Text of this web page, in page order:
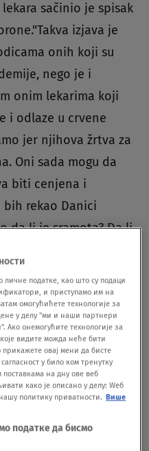
sačinio je spisak
izjava je
onih koji su
nego je i
onim lekarima koji
i odlaze u crvene
jer njihova žrtva za
Oni sada mogu da
biti cenjena i
bih rekao Danici
da li je sramota? Da li
i da li je ona ikada
je suprug preminule
je imao prilike da se
koji su u crvenim
lekare koji su na
naveo da je radni dan
dana počinjao od
trudila da osnuje
opreme nije
личне податке, као што су подаци
и приступамо им на
омогућићете технологије за
у делу "ми и наши партнери
Ако онемогућите технологије за
видите можда неће бити
овај мени да бисте
у било ком тренутку
на дну ове веб
како је описано у делу: Wеб
политику приватности. Више
податке да бисмо